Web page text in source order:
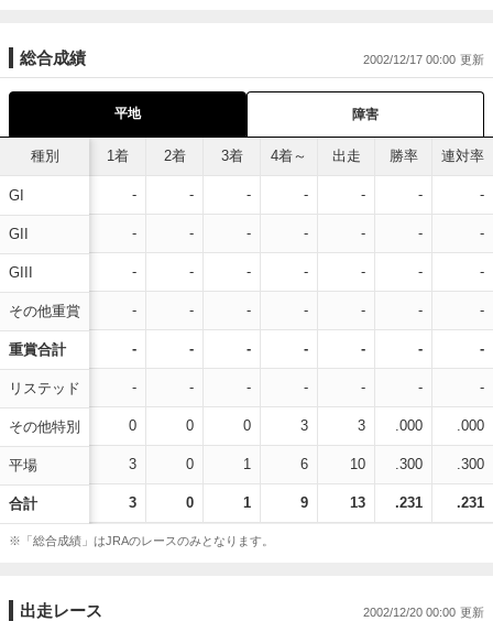
総合成績 2002/12/17 00:00
平地 障害
種別
GI
GII
GIII
その他重賞
重賞合計
リステッド
その他特別
平場
合計
1着 2着 3着 4着～ 出走 勝率 連対率
- - - - - - -
- - - - - - -
- - - - - - -
- - - - - - -
- - - - - - -
- - - - - - -
0 0 0 3 3 .000 .000
3 0 1 6 10 .300 .300
3 0 1 9 13 .231 .231
※「総合成績」はJRAのレースのみとなります。
出走レース 2002/12/20 00:00